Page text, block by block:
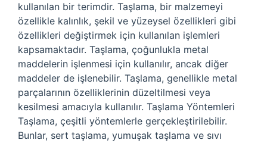
kullanılan bir terimdir. Taşlama, bir malzemeyi
özellikle kalınlık, şekil ve yüzeysel özellikleri gibi
özellikleri değiştirmek için kullanılan işlemleri
kapsamaktadır. Taşlama, çoğunlukla metal
maddelerin işlenmesi için kullanılır, ancak diğer
maddeler de işlenebilir. Taşlama, genellikle metal
parçalarının özelliklerinin düzeltilmesi veya
kesilmesi amacıyla kullanılır. Taşlama Yöntemleri
Taşlama, çeşitli yöntemlerle gerçekleştirilebilir.
Bunlar, sert taşlama, yumuşak taşlama ve sıvı